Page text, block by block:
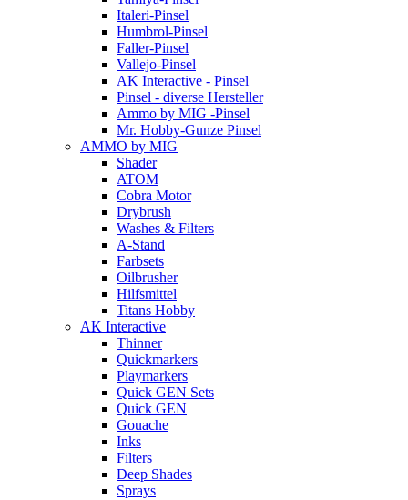
Italeri-Pinsel
Humbrol-Pinsel
Faller-Pinsel
Vallejo-Pinsel
AK Interactive - Pinsel
Pinsel - diverse Hersteller
Ammo by MIG -Pinsel
Mr. Hobby-Gunze Pinsel
AMMO by MIG
Shader
ATOM
Cobra Motor
Drybrush
Washes & Filters
A-Stand
Farbsets
Oilbrusher
Hilfsmittel
Titans Hobby
AK Interactive
Thinner
Quickmarkers
Playmarkers
Quick GEN Sets
Quick GEN
Gouache
Inks
Filters
Deep Shades
Sprays